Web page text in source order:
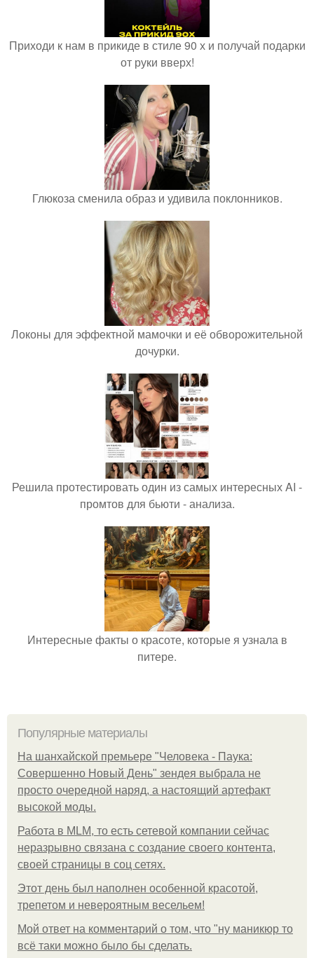
Приходи к нам в прикиде в стиле 90 х и получай подарки
от руки вверх!
Глюкоза сменила образ и удивила поклонников.
Локоны для эффектной мамочки и её обворожительной
дочурки.
Решила протестировать один из самых интересных AI -
промтов для бьюти - анализа.
Интересные факты о красоте, которые я узнала в
питере.
Популярные материалы
На шанхайской премьере "Человека - Паука:
Совершенно Новый День" зендея выбрала не
просто очередной наряд, а настоящий артефакт
высокой моды.
Работа в MLM, то есть сетевой компании сейчас
неразрывно связана с создание своего контента,
своей страницы в соц сетях.
Этот день был наполнен особенной красотой,
трепетом и невероятным весельем!
Мой ответ на комментарий о том, что "ну маникюр то
всё таки можно было бы сделать.